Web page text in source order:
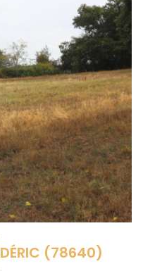
(78640)